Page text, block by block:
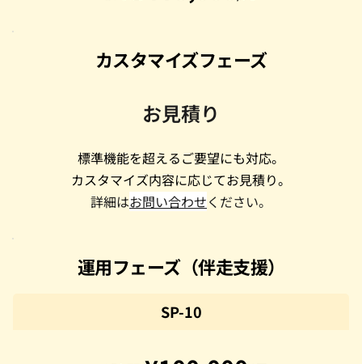
カスタマイズフェーズ
お見積り
標準機能を超えるご要望にも対応。
カスタマイズ内容に応じてお見積り。
詳細はお問い合わせください。
運用フェーズ（伴走支援）
SP-10